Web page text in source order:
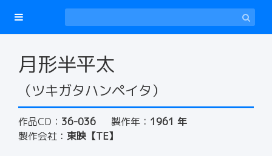
月形半平太
（ツキガタハンペイタ）
作品CD： 36-036 製作年： 1961 年
製作会社： 東映【TE】